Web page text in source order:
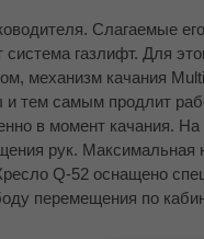
Слагаемые
газлифт. Для
механизм качания
тем самым продлит
в момент качания. На
рук.
Кресло Q-52 оснащено
перемещения по